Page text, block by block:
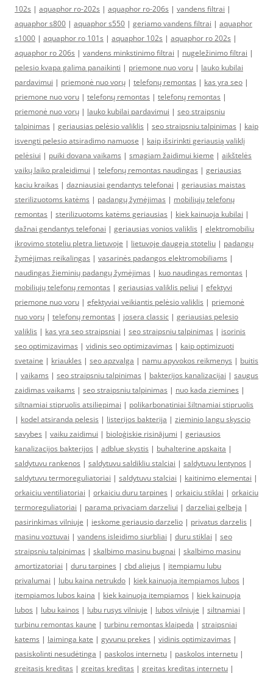
102s | aquaphor ro-202s | aquaphor ro-206s | vandens filtrai |
aquaphor s800 | aquaphor s550 | geriamo vandens filtrai | aquaphor
s1000 | aquaphor ro 101s | aquaphor 102s | aquaphor ro 202s |
aquaphor ro 206s | vandens minkstinimo filtrai | nugeležinimo filtrai |
pelesio kvapa galima panaikinti | priemone nuo voru | lauko kubilai
pardavimui | priemonė nuo vorų | telefonų remontas | kas yra seo |
priemone nuo voru | telefonų remontas | telefonų remontas |
priemonė nuo vorų | lauko kubilai pardavimui | seo straipsniu
talpinimas | geriausias pelėsio valiklis | seo straipsniu talpinimas | kaip
isvengti pelesio atsiradimo namuose | kaip išsirinkti geriausią valiklį
pelėsiui | puiki dovana vaikams | smagiam žaidimui kieme | aikštelės
vaikų laiko praleidimui | telefonų remontas naudingas | geriausias
kaciu kraikas | dazniausiai gendantys telefonai | geriausias maistas
sterilizuotoms katėms | padangų žymėjimas | mobiliųjų telefonų
remontas | sterilizuotoms katėms geriausias | kiek kainuoja kubilai |
dažnai gendantys telefonai | geriausias vonios valiklis | elektromobiliu
ikrovimo stoteliu pletra lietuvoje | lietuvoje daugeja stoteliu | padangų
žymėjimas reikalingas | vasarinės padangos elektromobiliams |
naudingas žieminių padangų žymėjimas | kuo naudingas remontas |
mobiliųjų telefonų remontas | geriausias valiklis peliui | efektyvi
priemone nuo voru | efektyviai veikiantis pelėsio valiklis | priemonė
nuo vorų | telefonų remontas | josera classic | geriausias pelesio
valiklis | kas yra seo straipsniai | seo straipsniu talpinimas | isorinis
seo optimizavimas | vidinis seo optimizavimas | kaip optimizuoti
svetaine | kriaukles | seo apzvalga | namu apyvokos reikmenys | buitis
| vaikams | seo straipsniu talpinimas | bakterijos kanalizacijai | saugus
zaidimas vaikams | seo straipsniu talpinimas | nuo kada ziemines |
siltnamiai stipruolis atsiliepimai | polikarbonatiniai šiltnamiai stipruolis
| kodel atsiranda pelesis | listerijos bakterija | zieminio langu skyscio
savybes | vaiku zaidimui | bioloģiskie risinājumi | geriausios
kanalizacijos bakterijos | adblue skystis | buhalterine apskaita |
saldytuvu rankenos | saldytuvu saldikliu stalciai | saldytuvu lentynos |
saldytuvu termoreguliatoriai | saldytuvu stalciai | kaitinimo elementai |
orkaiciu ventiliatoriai | orkaiciu duru tarpines | orkaiciu stiklai | orkaiciu
termoreguliatoriai | parama privaciam darzeliui | darzeliai gelbeja |
pasirinkimas vilniuje | ieskome geriausio darzelio | privatus darzelis |
masinu voztuvai | vandens isleidimo siurbliai | duru stiklai | seo
straipsniu talpinimas | skalbimo masinu bugnai | skalbimo masinu
amortizatoriai | duru tarpines | cbd aliejus | itempiamu lubu
privalumai | lubu kaina netrukdo | kiek kainuoja itempiamos lubos |
itempiamos lubos kaina | kiek kainuoja itempiamos | kiek kainuoja
lubos | lubu kainos | lubu rusys vilniuje | lubos vilniuje | siltnamiai |
turbinu remontas kaune | turbinu remontas klaipeda | straipsniai
katems | laiminga kate | gyvunu prekes | vidinis optimizavimas |
pasiskolinti nesudėtinga | paskolos internetu | paskolos internetu |
greitasis kreditas | greitas kreditas | greitas kreditas internetu |